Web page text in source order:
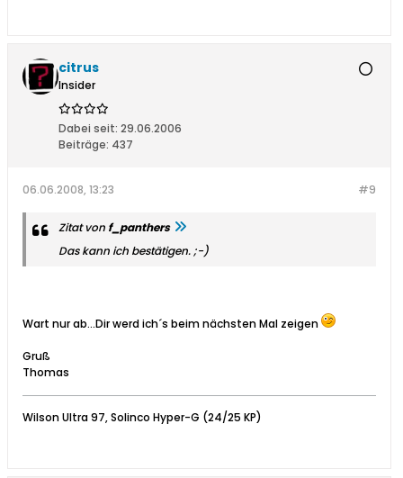
citrus
Insider
Dabei seit: 29.06.2006
Beiträge: 437
#9
06.06.2008, 13:23
Zitat von f_panthers
Das kann ich bestätigen. ;-)
Wart nur ab...Dir werd ich´s beim nächsten Mal zeigen
Gruß
Thomas
Wilson Ultra 97, Solinco Hyper-G (24/25 KP)